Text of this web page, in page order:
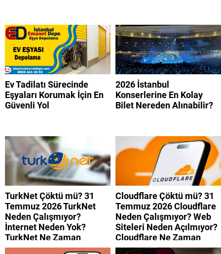
Ev Tadilatı Sürecinde
Eşyaları Korumak İçin En
Güvenli Yol
2026 İstanbul
Konserlerine En Kolay
Bilet Nereden Alınabilir?
TurkNet Çöktü mü? 31
Temmuz 2026 TurkNet
Neden Çalışmıyor?
İnternet Neden Yok?
TurkNet Ne Zaman
Düzelecek?
Cloudflare Çöktü mü? 31
Temmuz 2026 Cloudflare
Neden Çalışmıyor? Web
Siteleri Neden Açılmıyor?
Cloudflare Ne Zaman
Düzelecek?